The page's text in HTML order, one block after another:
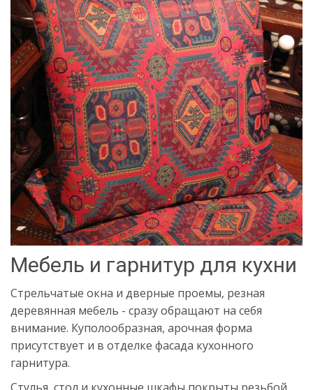
Мебель и гарнитур для кухни
Стрельчатые окна и дверные проемы, резная
деревянная мебель - сразу обращают на себя
внимание. Куполообразная, арочная форма
присутствует и в отделке фасада кухонного
гарнитура.